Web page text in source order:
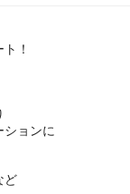
！
ションに
ど